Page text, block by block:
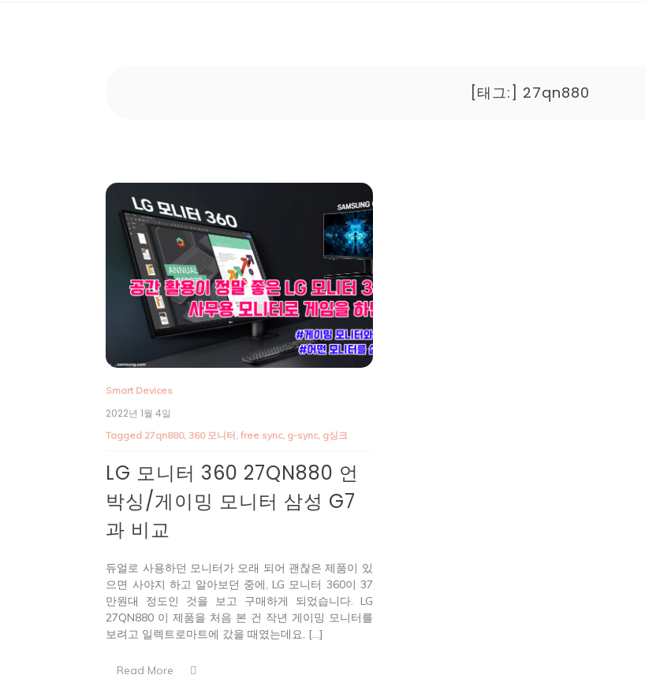
[태그:] 27qn880
Smart Devices
2022년 1월 4일
Tagged 27qn880,360 모니터,free sync, g-sync, g싱크
LG 모니터 360 27QN880 언
박싱/게이밍 모니터 삼성 G7
과 비교
듀얼로 사용하던 모니터가 오래 되어 괜찮은 제품이 있
으면 사야지 하고 알아보던 중에, LG 모니터 360이 37
만원대 정도인 것을 보고 구매하게 되었습니다. LG
27QN880 이 제품을 처음 본 건 작년 게이밍 모니터를
보려고 일렉트로마트에 갔을 때였는데요, […]
Read More